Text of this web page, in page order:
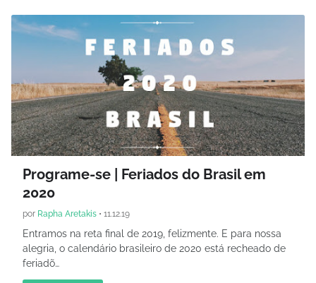
Programe-se | Feriados do Brasil em
2020
por Rapha Aretakis • 11.12.19
Entramos na reta final de 2019, felizmente. E para nossa
alegria, o calendário brasileiro de 2020 está recheado de
feriadõ…